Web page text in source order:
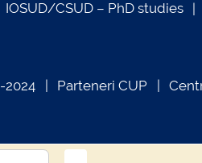
IOSUD/CSUD – PhD studies
2024 Parteneri CUP